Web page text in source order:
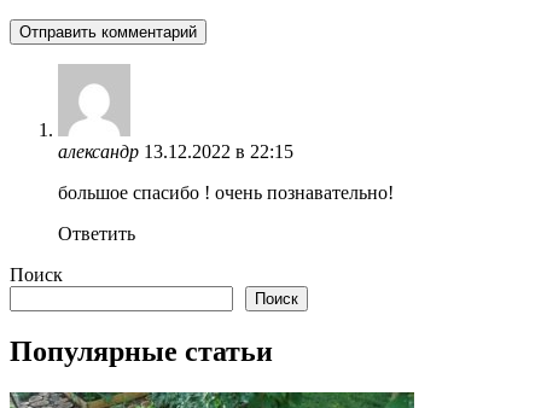
александр 13.12.2022 в 22:15
большое спасибо ! очень познавательно!
Ответить
Поиск
Поиск
Популярные статьи